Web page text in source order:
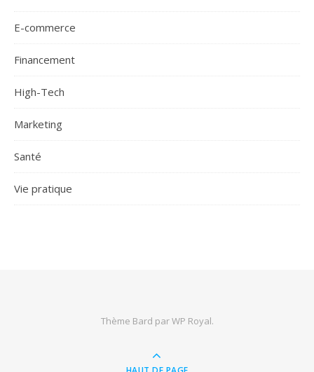
E-commerce
Financement
High-Tech
Marketing
Santé
Vie pratique
Thème Bard parWP Royal.